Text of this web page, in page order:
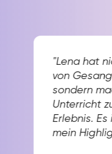
"Lena hat
von
sondern
Unterricht
Erlebnis.
mein